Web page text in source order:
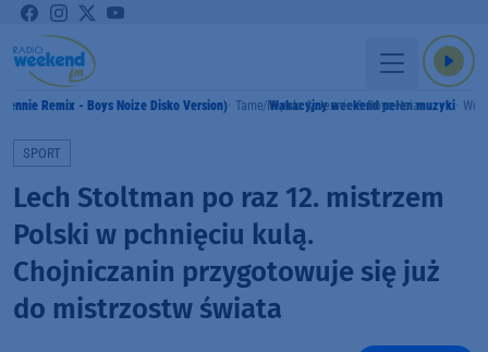
Remix - Boys Noize Disko Version) Tame Impala & Jennie & Boys Noize
Wakacyjny weekend pełen muzyki
SPORT
Lech Stoltman po raz 12. mistrzem
Polski w pchnięciu kulą.
Chojniczanin przygotowuje się już
do mistrzostw świata